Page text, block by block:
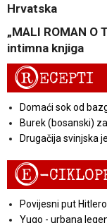
Hrvatska
„MALI ROMAN O
intimna knjiga
RECEPTI
Domaći sok od
Burek (bosanski)
Drugačija svinjska
E-
Povijesni put
Yugo - urbana